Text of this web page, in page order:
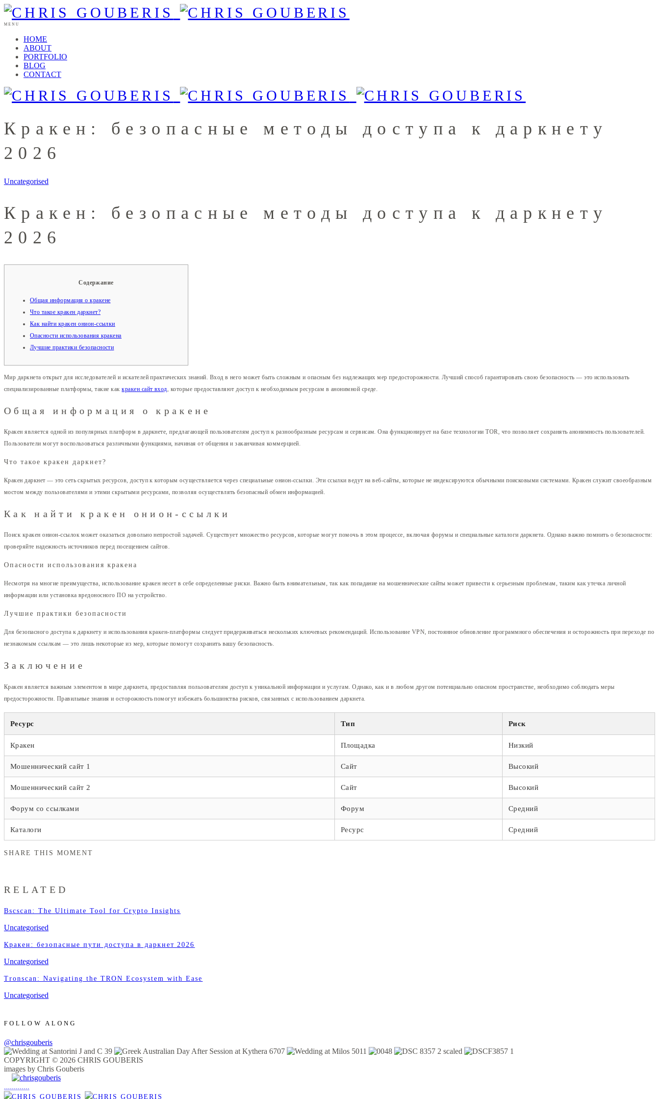
MENU
HOME
ABOUT
PORTFOLIO
BLOG
CONTACT
Кракен: безопасные методы доступа к даркнету
2026
Uncategorised
Кракен: безопасные методы доступа к даркнету
2026
Содержание
Общая информация о кракене
Что такое кракен даркнет?
Как найти кракен онион-ссылки
Опасности использования кракена
Лучшие практики безопасности
Мир даркнета открыт для исследователей и искателей практических знаний. Вход в него может быть сложным и опасным без надлежащих мер предосторожности. Лучший способ гарантировать свою безопасность — это использовать
специализированные платформы, такие каккракен сайт вход, которые предоставляют доступ к необходимым ресурсам в анонимной среде.
Общая информация о кракене
Кракен является одной из популярных платформ в даркнете, предлагающей пользователям доступ к разнообразным ресурсам и сервисам. Она функционирует на базе технологии TOR, что позволяет сохранять анонимность пользователей.
Пользователи могут воспользоваться различными функциями, начиная от общения и заканчивая коммерцией.
Что такое кракен даркнет?
Кракен даркнет — это сеть скрытых ресурсов, доступ к которым осуществляется через специальные онион-ссылки. Эти ссылки ведут на веб-сайты, которые не индексируются обычными поисковыми системами. Кракен служит своеобразным
мостом между пользователями и этими скрытыми ресурсами, позволяя осуществлять безопасный обмен информацией.
Как найти кракен онион-ссылки
Поиск кракен онион-ссылок может оказаться довольно непростой задачей. Существует множество ресурсов, которые могут помочь в этом процессе, включая форумы и специальные каталоги даркнета. Однако важно помнить о безопасности:
проверяйте надежность источников перед посещением сайтов.
Опасности использования кракена
Несмотря на многие преимущества, использование кракен несет в себе определенные риски. Важно быть внимательным, так как попадание на мошеннические сайты может привести к серьезным проблемам, таким как утечка личной
информации или установка вредоносного ПО на устройство.
Лучшие практики безопасности
Для безопасного доступа к даркнету и использования кракен-платформы следует придерживаться нескольких ключевых рекомендаций. Использование VPN, постоянное обновление программного обеспечения и осторожность при переходе по
незнакомым ссылкам — это лишь некоторые из мер, которые помогут сохранить вашу безопасность.
Заключение
Кракен является важным элементом в мире даркнета, предоставляя пользователям доступ к уникальной информации и услугам. Однако, как и в любом другом потенциально опасном пространстве, необходимо соблюдать меры
предосторожности. Правильные знания и осторожность помогут избежать большинства рисков, связанных с использованием даркнета.
Ресурс Тип Риск
Кракен Площадка Низкий
Мошеннический сайт 1 Сайт Высокий
Мошеннический сайт 2 Сайт Высокий
Форум со ссылками Форум Средний
Каталоги Ресурс Средний
SHARE THIS MOMENT
RELATED
Bscscan: The Ultimate Tool for Crypto Insights
Uncategorised
Кракен: безопасные пути доступа в даркнет 2026
Uncategorised
Tronscan: Navigating the TRON Ecosystem with Ease
Uncategorised
FOLLOW ALONG
@chrisgouberis
COPYRIGHT © 2026 CHRIS GOUBERIS
images by Chris Gouberis
.............